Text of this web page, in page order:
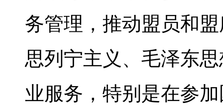
务管理，推动盟员和
思列宁主义、毛泽东
业服务，特别是在参